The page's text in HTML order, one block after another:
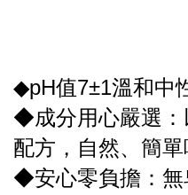
◆pH值7±1溫和中
◆成分用心嚴選：
配方，自然、簡
◆安心零負擔：無